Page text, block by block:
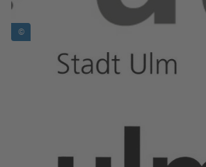
©
Bild in Lightbox zeigen